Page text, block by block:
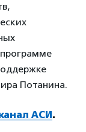
Потанина.
АСИ .